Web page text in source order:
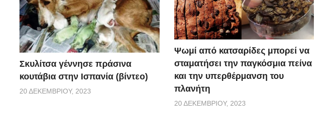
Σκυλίτσα γέννησε πράσινα
κουτάβια στην Ισπανία (βίντεο)
20 ΔΕΚΕΜΒΡΊΟΥ, 2023
Ψωμί από κατσαρίδες μπορεί να
σταματήσει την παγκόσμια πείνα
και την υπερθέρμανση του
πλανήτη
20 ΔΕΚΕΜΒΡΊΟΥ, 2023